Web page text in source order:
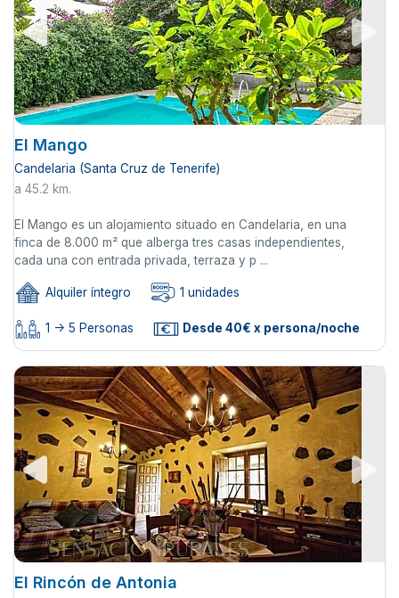
El Mango
Candelaria (Santa Cruz de Tenerife)
a 45.2 km.
El Mango es un alojamiento situado en Candelaria, en una
finca de 8.000 m² que alberga tres casas independientes,
cada una con entrada privada, terraza y p ...
Alquiler íntegro 1 unidades
1 -> 5 Personas Desde 40€ x persona/noche
El Rincón de Antonia